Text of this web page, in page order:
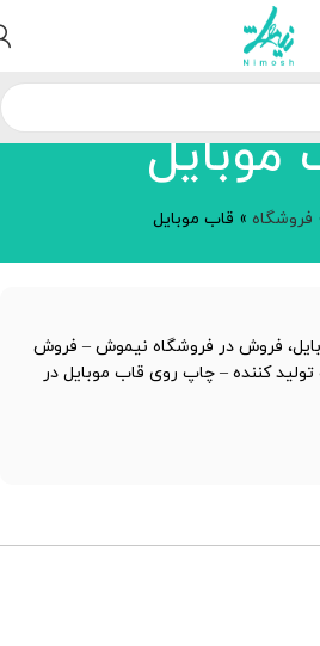
موبایل
فروشگاه » قاب موبایل
فروش در فروشگاه نیموش – فروش
کننده – چاپ روی قاب موبایل در